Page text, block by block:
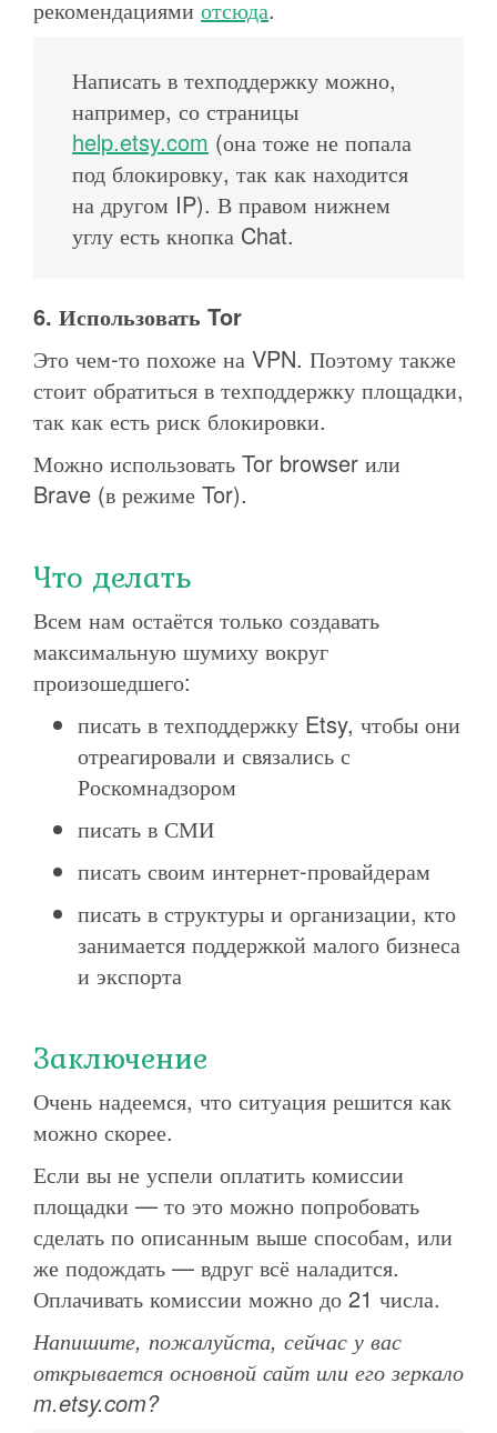
рекомендациями отсюда.
Написать в техподдержку можно,
например, со страницы
help.etsy.com (она тоже не попала
под блокировку, так как находится
на другом IP). В правом нижнем
углу есть кнопка Chat.
6. Использовать Tor
Это чем-то похоже на VPN. Поэтому также
стоит обратиться в техподдержку площадки,
так как есть риск блокировки.
Можно использовать Tor browser или
Brave (в режиме Tor).
Что делать
Всем нам остаётся только создавать
максимальную шумиху вокруг
произошедшего:
писать в техподдержку Etsy, чтобы они
отреагировали и связались с
Роскомнадзором
писать в СМИ
писать своим интернет-провайдерам
писать в структуры и организации, кто
занимается поддержкой малого бизнеса
и экспорта
Заключение
Очень надеемся, что ситуация решится как
можно скорее.
Если вы не успели оплатить комиссии
площадки — то это можно попробовать
сделать по описанным выше способам, или
же подождать — вдруг всё наладится.
Оплачивать комиссии можно до 21 числа.
Напишите, пожалуйста, сейчас у вас
открывается основной сайт или его зеркало
m.etsy.com?